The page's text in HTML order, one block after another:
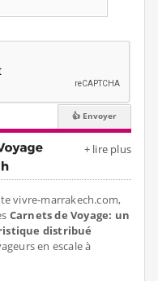
+ lire plus
vivre-marrakech.com,
Carnets de Voyage: un
distribué
en escale à